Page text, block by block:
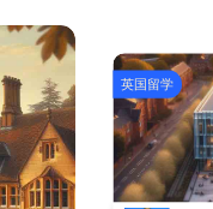
需要44爱镑，公共
火车则有打包10次
是购买单程的车
镑到1.15爱镑之
具体的价格视距离
英国留学